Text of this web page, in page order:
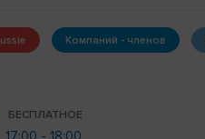
Компаний - членов
БЕСПЛАТНОЕ